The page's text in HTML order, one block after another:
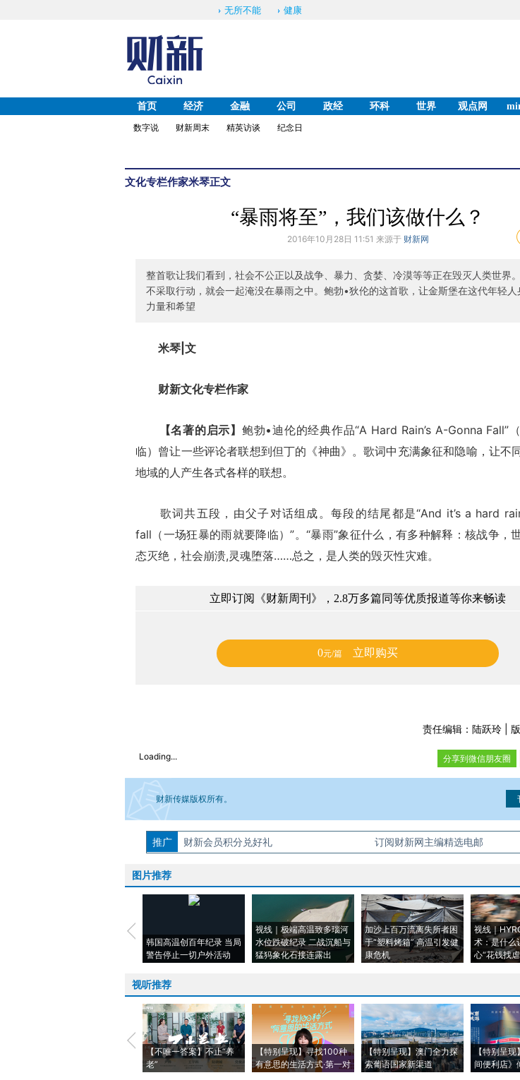
无所不能 健康
首页 经济 金融 公司 政经 环科 世界 观点网
数字说
财新周末 精英访谈 纪念日
文化专栏作家米琴正文
“暴雨将至”，我们该做什么？
2016年10月28日 11:51 来源于 财新网
整首歌让我们看到，社会不公正以及战争、暴力、贪婪、冷漠等等正在毁灭人类世界
不采取行动，就会一起淹没在暴雨之中。鲍勃•狄伦的这首歌，让金斯堡在这代年轻人
力量和希望
米琴|文
财新文化专栏作家
【名著的启示】 鲍勃•迪伦的经典作品“A Hard Rain’s A-Gonna Fall”
临）曾让一些评论者联想到但丁的《神曲》。歌词中充满象征和隐喻，让不
地域的人产生各式各样的联想。
歌词共五段，由父子对话组成。每段的结尾都是“And it’s a hard
fall（一场狂暴的雨就要降临）”。“暴雨”象征什么，有多种解释：核战争，
态灭绝，社会崩溃,灵魂堕落……总之，是人类的毁灭性灾难。
立即订阅《财新周刊》，2.8万多篇同等优质报道等你来畅读
0元/篇 立即购买
责任编辑：陆跃玲 |
Loading... 分享到微信朋友圈
财新传媒版权所有。
如需刊登转载请点击右侧按钮，提交相关信息。经确认即可刊登转载。
推广 财新会员积分兑好礼 订阅财新网主编精选电邮
图片推荐
韩国高温创百年纪录 当局
警告停止一切户外活动
视线｜极端高温致多瑙河
水位跌破纪录 二战沉船与
猛犸象化石接连露出
加沙上百万流离失所者困
于“塑料烤箱” 高温引发健
康危机
视线｜
术：是什么
心“花钱找虐
视听推荐
【不唯一答案】不止“养
老”
【特别呈现】寻找100种
有意思的生活方式·第一对
【特别呈现】澳门全力探
索葡语国家新渠道
【特别呈
间便利店》